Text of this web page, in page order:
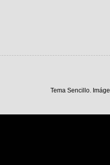
Tema Sencillo.